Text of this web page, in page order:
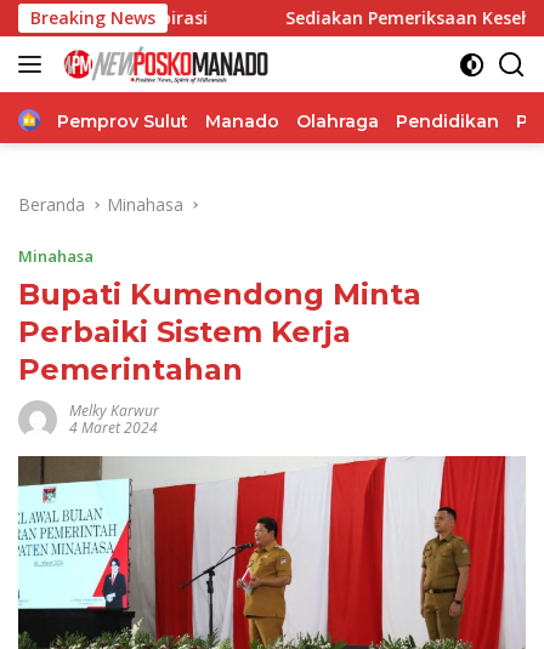
Langsung
ke
konten
Breaking News
Aspirasi Sediakan Pemeriksaan Kesehatan, Reses
Home
Pemprov Sulut Manado Olahraga Pendidikan
Beranda Minahasa
Minahasa
Bupati Kumendong Minta
Perbaiki Sistem Kerja
Pemerintahan
Melky Karwur
4 Maret 2024